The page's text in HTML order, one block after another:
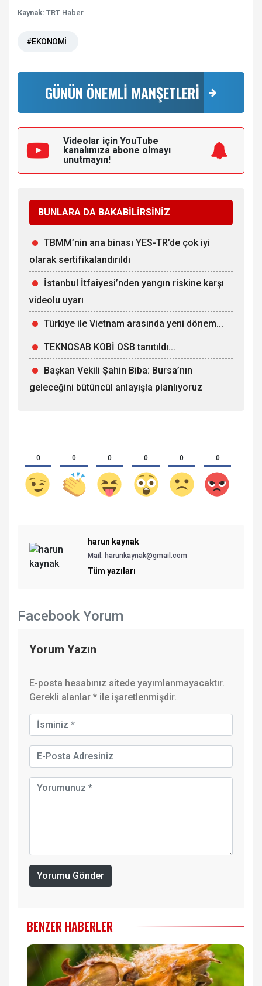
Kaynak: TRT Haber
#EKONOMİ
GÜNÜN ÖNEMLİ MANŞETLERİ
Videolar için YouTube
kanalımıza abone olmayı
unutmayın!
BUNLARA DA BAKABİLİRSİNİZ
TBMM’nin ana binası YES-TR’de çok iyi
olarak sertifikalandırıldı
İstanbul İtfaiyesi’nden yangın riskine karşı
videolu uyarı
Türkiye ile Vietnam arasında yeni dönem...
TEKNOSAB KOBİ OSB tanıtıldı...
Başkan Vekili Şahin Biba: Bursa’nın
geleceğini bütüncül anlayışla planlıyoruz
0 0 0 0 0 0
harun kaynak
Mail: harunkaynak@gmail.com
Tüm yazıları
Facebook Yorum
Yorum Yazın
E-posta hesabınız sitede yayımlanmayacaktır.
Gerekli alanlar * ile işaretlenmişdir.
Yorumu Gönder
BENZER HABERLER